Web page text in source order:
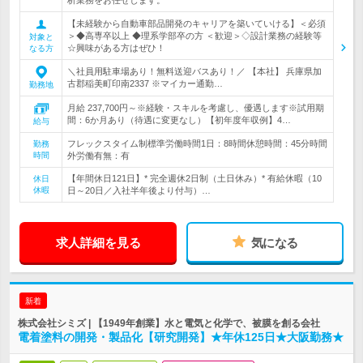
対象と
なる方
【未経験から自動車部品開発のキャリアを築いていける】＜必須
＞◆高専卒以上 ◆理系学部卒の方 ＜歓迎＞◇設計業務の経験等
☆興味がある方はぜひ！
勤務地
＼社員用駐車場あり！無料送迎バスあり！／ 【本社】 兵庫県加
古郡稲美町印南2337 ※マイカー通勤…
給与
月給 237,700円～※経験・スキルを考慮し、優遇します※試用期
間：6か月あり（待遇に変更なし）【初年度年収例】4…
勤務
時間
フレックスタイム制標準労働時間1日：8時間休憩時間：45分時間
外労働有無：有
休日
休暇
【年間休日121日】* 完全週休2日制（土日休み）* 有給休暇（10
日～20日／入社半年後より付与）…
求人詳細を見る 気になる
新着
株式会社シミズ | 【1949年創業】水と電気と化学で、被膜を創る会社
電着塗料の開発・製品化【研究開発】★年休125日★大阪勤務★